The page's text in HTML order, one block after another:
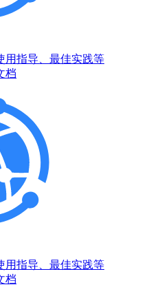
用指导、最佳实践等
档
用指导、最佳实践等
档